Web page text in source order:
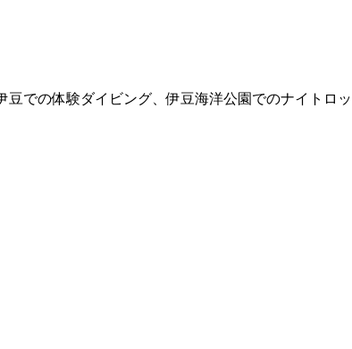
での体験ダイビング、伊豆海洋公園でのナイトロッ